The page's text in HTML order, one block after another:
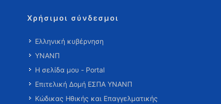
Χρήσιμοι σύνδεσμοι
Ελληνική κυβέρνηση
ΥΝΑΝΠ
Η σελίδα μου - Portal
Επιτελική Δομή ΕΣΠΑ ΥΝΑΝΠ
Κώδικας Ηθικής και Επαγγελματικής